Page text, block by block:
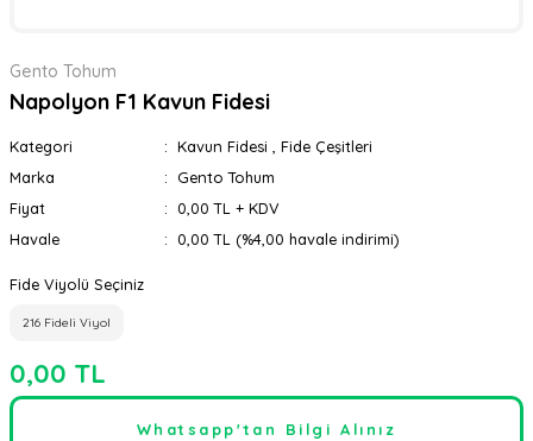
Gento Tohum
Napolyon F1 Kavun Fidesi
Kategori Kavun Fidesi
Fide Çeşitleri
Marka
Gento Tohum
Fiyat
0,00 TL + KDV
Havale
0,00 TL (%4,00 havale indirimi)
Fide Viyolü Seçiniz
216 Fideli Viyol
0,00 TL
Whatsapp'tan Bilgi Alınız